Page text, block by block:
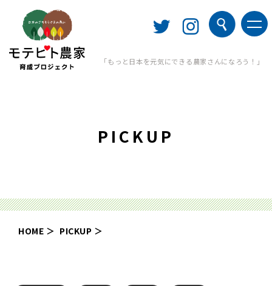
「もっと日本を元気にできる農家さんになろう！」
PICKUP
HOME PICKUP